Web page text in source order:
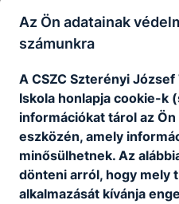
9. technikum és
10. technikum és
11. technikum és
Az Ön adatainak
számunkra
A CSZC Szterényi
Iskola honlapja cookie-k
információkat tárol az
eszközén, amely
minősülhetnek. Az
dönteni arról, hogy mely
alkalmazását kívánja